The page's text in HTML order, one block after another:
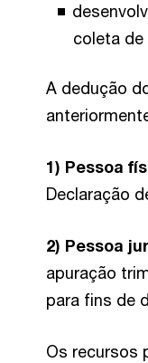
coleta de
A dedução
1) Pessoa
Declaração
2) Pessoa
apuração
para fins de
Os recursos